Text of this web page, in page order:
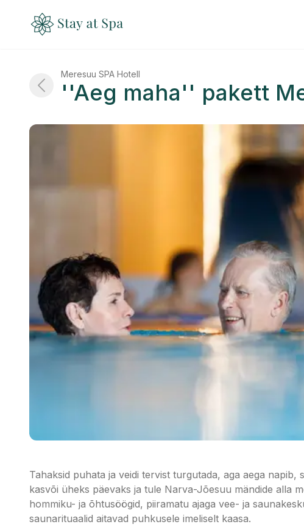
Meresuu SPA Hotell
''Aeg maha'' pakett
Tahaksid puhata ja veidi tervist turgutada, aga aega napib,
kasvõi üheks päevaks ja tule Narva-Jõesuu mändide alla
hommiku- ja õhtusöögid, piiramatu ajaga vee- ja
saunarituaalid aitavad puhkusele imeliselt kaasa.